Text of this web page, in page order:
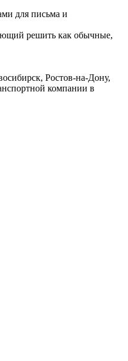
для письма и
решить как обычные,
Ростов-на-Дону,
компании в